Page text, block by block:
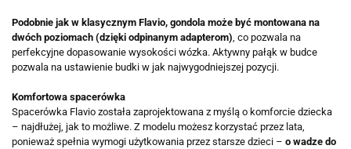
Podobnie jak w klasycznym Flavio, gondola może być montowana na
dwóch poziomach (dzięki odpinanym adapterom), co pozwala na
perfekcyjne dopasowanie wysokości wózka. Aktywny pałąk w budce
pozwala na ustawienie budki w jak najwygodniejszej pozycji.
Komfortowa spacerówka
Spacerówka Flavio została zaprojektowana z myślą o komforcie dziecka
– najdłużej, jak to możliwe. Z modelu możesz korzystać przez lata,
ponieważ spełnia wymogi użytkowania przez starsze dzieci – o wadze do